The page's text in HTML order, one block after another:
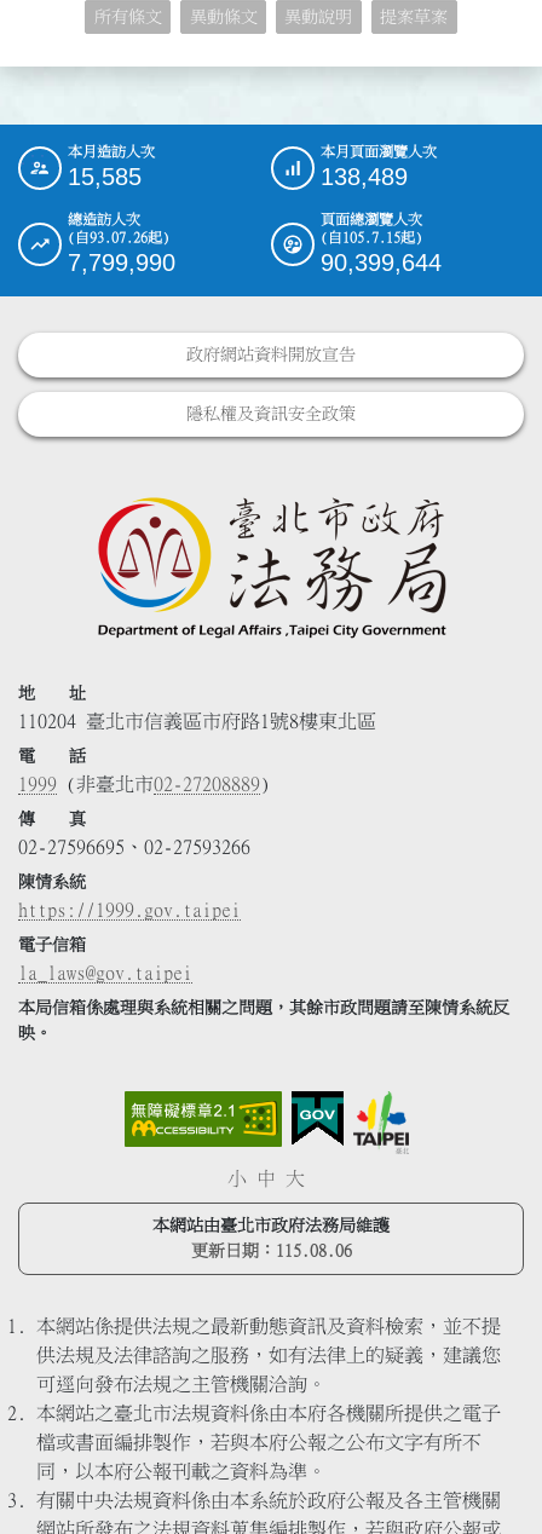
所有條文 異動條文 異動說明 提案草案
::: 本月造訪人次
15,585
本月頁面瀏覽人次
138,489
總造訪人次
(自93.07.26起)
7,799,990
頁面總瀏覽人次
(自105.7.15起)
90,399,644
政府網站資料開放宣告
隱私權及資訊安全政策
地 址
110204 臺北市信義區市府路1號8樓東北區
電 話
1999 (非臺北市02-27208889)
傳 真
02-27596695、02-27593266
陳情系統
https://1999.gov.taipei
電子信箱
la_laws@gov.taipei
本局信箱係處理與系統相關之問題，其餘市政問題請至陳情系統反
映。
小 中 大
本網站由臺北市政府法務局維護
更新日期： 115.08.06
本網站係提供法規之最新動態資訊及資料檢索，並不提
供法規及法律諮詢之服務，如有法律上的疑義，建議您
可逕向發布法規之主管機關洽詢。
本網站之臺北市法規資料係由本府各機關所提供之電子
檔或書面編排製作，若與本府公報之公布文字有所不
同，以本府公報刊載之資料為準。
有關中央法規資料係由本系統於政府公報及各主管機關
網站所發布之法規資料蒐集編排製作，若與政府公報或